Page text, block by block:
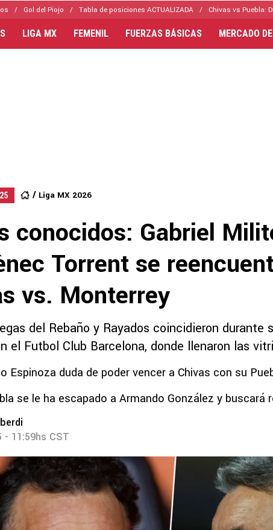
Gol del Piojo Tabla de posiciones ACTUALIZADA Chivas vs Puebla:
LIGA MX FEMENIL FUERZAS BÁSICAS MERCADO
Liga MX 2026
conocidos: Gabriel
Torrent se
vs. Monterrey
del Rebaño y Rayados coincidieron durante
el Futbol Club Barcelona, donde llenaron las
Espinoza duda de poder vencer a Chivas con su
se le ha escapado a Armando González y buscará
- 11:59hs CST